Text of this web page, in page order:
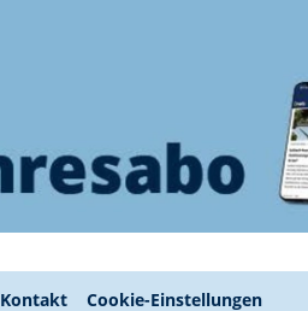
Kontakt Cookie-Einstellungen